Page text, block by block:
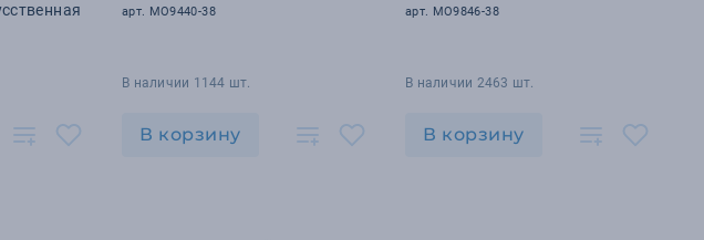
арт. MO9440-38
В наличии 1144 шт.
В корзину
арт. MO9846-38
В наличии 2463 шт.
В корзину